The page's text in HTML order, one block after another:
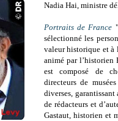
Nadia Hai, ministre
Portraits de France "
sélectionné les
valeur historique et à
animé par l’historien
est composé de
directeurs de
diverses,
de rédacteurs et
Gastaut, historien et